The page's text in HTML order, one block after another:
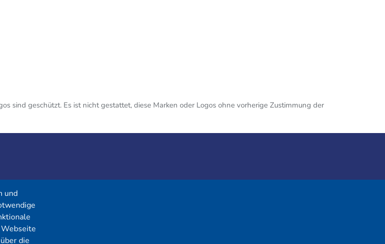
sind geschützt. Es ist nicht gestattet, diese Marken oder Logos ohne vorherige Zustimmung der
und
die